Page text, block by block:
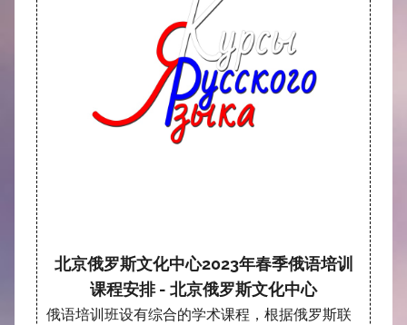
北京俄罗斯文化中心2023年春季俄语培训
课程安排 - 北京俄罗斯文化中心
俄语培训班设有综合的学术课程，根据俄罗斯联